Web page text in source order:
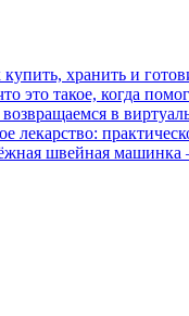
хранить и
это такое, когда
в
лекарство:
швейная машинка